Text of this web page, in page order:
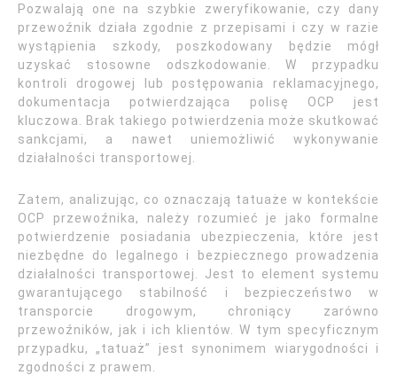
Pozwalają one na szybkie zweryfikowanie, czy dany
przewoźnik działa zgodnie z przepisami i czy w razie
wystąpienia szkody, poszkodowany będzie mógł
uzyskać stosowne odszkodowanie. W przypadku
kontroli drogowej lub postępowania reklamacyjnego,
dokumentacja potwierdzająca polisę OCP jest
kluczowa. Brak takiego potwierdzenia może skutkować
sankcjami, a nawet uniemożliwić wykonywanie
działalności transportowej.
Zatem, analizując, co oznaczają tatuaże w kontekście
OCP przewoźnika, należy rozumieć je jako formalne
potwierdzenie posiadania ubezpieczenia, które jest
niezbędne do legalnego i bezpiecznego prowadzenia
działalności transportowej. Jest to element systemu
gwarantującego stabilność i bezpieczeństwo w
transporcie drogowym, chroniący zarówno
przewoźników, jak i ich klientów. W tym specyficznym
przypadku, „tatuaż” jest synonimem wiarygodności i
zgodności z prawem.